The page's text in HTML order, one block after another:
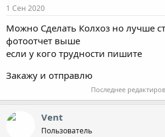
1 Сен 2020
Можно Сделать Колхоз но лучше
фотоотчет выше
если у кого трудности пишите
Закажу и отправлю
Последнее
Vent
Пользователь